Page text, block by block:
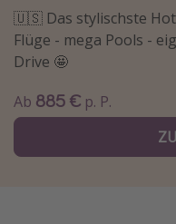
Strandurlaub
Gruppenreisen
Hotels in Hamburg
Hotels in Amsterdam
Hotels am Achensee
🇺🇸 Das stylischste
Flüge - mega Pools -
Drive 🤩
Ab 885 € p. P.